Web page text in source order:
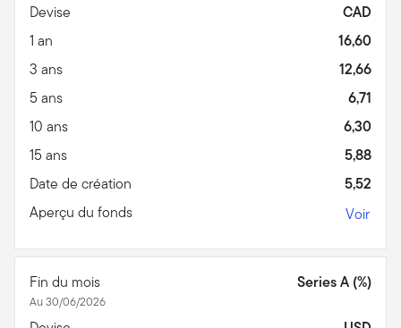
Devise
CAD
1 an
16,60
3 ans
12,66
5 ans
6,71
10 ans
6,30
15 ans
5,88
Date de création
5,52
Aperçu du fonds
Voir
Fin du mois
Au 30/06/2026
Series A (%)